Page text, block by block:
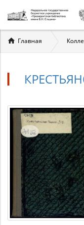
Вы
здесь
Главная